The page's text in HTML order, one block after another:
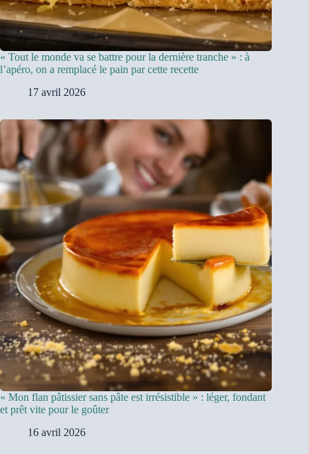
« Tout le monde va se battre pour la dernière tranche » : à
l’apéro, on a remplacé le pain par cette recette
17 avril 2026
« Mon flan pâtissier sans pâte est irrésistible » : léger, fondant
et prêt vite pour le goûter
16 avril 2026